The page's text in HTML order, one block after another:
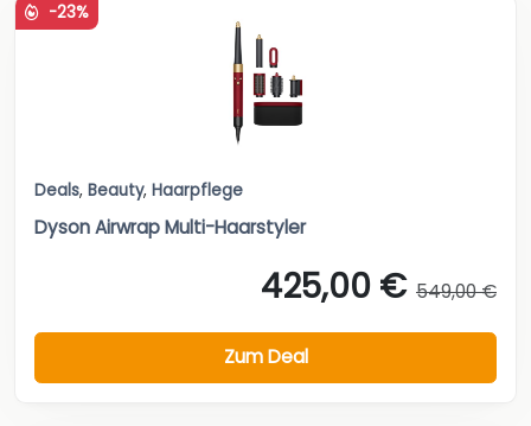
-23%
Deals, Beauty, Haarpflege
Dyson Airwrap Multi-Haarstyler
425,00 € 549,00 €
Zum Deal